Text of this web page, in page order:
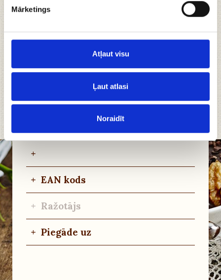
Mārketings
Atļaut visu
Ļaut atlasi
Noraidīt
Trejsukāžu mikslis, 100g
Sastāvdaļas
+ Uzturvērtība
+ Uzglabāšanas noteikumi
+
+ EAN kods
+ Ražotājs
+ Piegāde uz